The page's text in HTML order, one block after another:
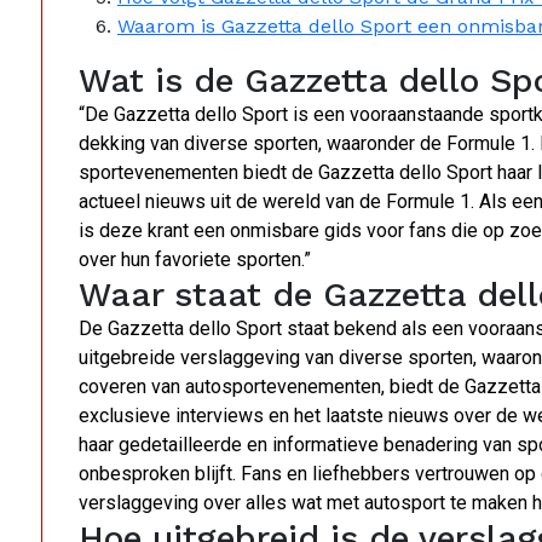
Waarom is Gazzetta dello Sport een
Wat is de Gazzetta dello
“De Gazzetta dello Sport is een vooraanstaande
dekking van diverse sporten, waaronder de Formule
sportevenementen biedt de Gazzetta dello Sport
actueel nieuws uit de wereld van de Formule 1. Als
is deze krant een onmisbare gids voor fans die op
over hun favoriete sporten.”
Waar staat de Gazzetta
De Gazzetta dello Sport staat bekend als een
uitgebreide verslaggeving van diverse sporten,
coveren van autosportevenementen, biedt de
exclusieve interviews en het laatste nieuws over de
haar gedetailleerde en informatieve benadering van
onbesproken blijft. Fans en liefhebbers vertrouwen
verslaggeving over alles wat met autosport te maken